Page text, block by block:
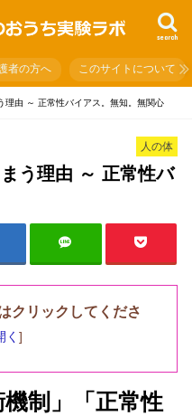
search
者の方へ このサイトについて
理由 ～ 正常性バイアス。無知。無関心
人の体
う理由 ～ 正常性バ
クリックしてくださ
く ]
機制」「正常性